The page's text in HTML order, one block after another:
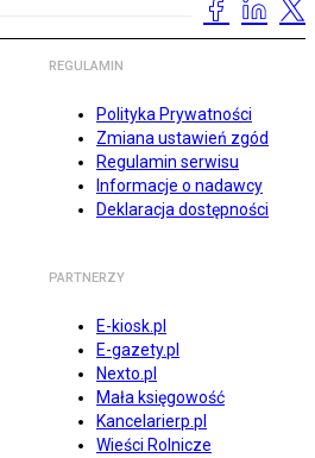
REGULAMIN
Polityka Prywatności
Zmiana ustawień zgód
Regulamin serwisu
Informacje o nadawcy
Deklaracja dostępności
PARTNERZY
E-kiosk.pl
E-gazety.pl
Nexto.pl
Mała księgowość
Kancelarierp.pl
Wieści Rolnicze